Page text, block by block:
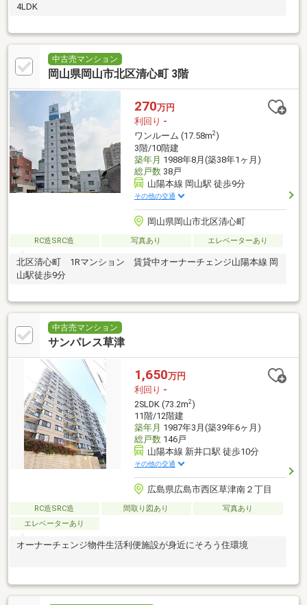
4LDK
中古売マンション
岡山県岡山市北区清心町 3階
270万円
利回り -
ワンルーム (17.58m2)
3階/10階建
築年月 1988年8月(築38年1ヶ月)
総戸数38戸
山陽本線 岡山駅 徒歩9分
その他の交通
岡山県岡山市北区清心町
RC造SRC造 写真あり エレベーターあり
北区清心町 1Rマンション 賃貸中オーナーチェンジ山陽本線 岡
山駅徒歩9分
中古売マンション
サンパレス草津
1,650万円
利回り -
2SLDK (73.2m2)
11階/12階建
築年月 1987年3月(築39年6ヶ月)
総戸数146戸
山陽本線 新井口駅 徒歩10分
その他の交通
広島県広島市西区草津南２丁目
RC造SRC造 間取り図あり
写真あり
エレベーターあり
オーナーチェンジ物件生活利便施設が身近にそろう住環境